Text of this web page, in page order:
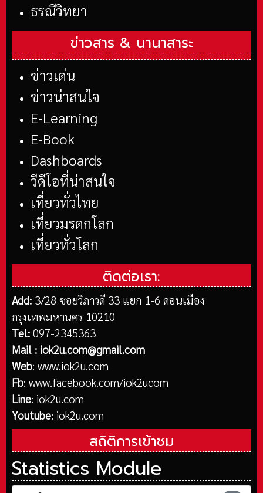
ธรณีวิทยา
ข่าวสาร & นานาสาระ
ข่าวเด่น
ข่าวน่าสนใจ
E-Learning
E-Book
Dashboards
วีดีโอที่น่าสนใจ
เที่ยวทั่วไทย
เที่ยวมรดกโลก
เที่ยวทั่วโลก
ติดต่อเรา:
Add: 3/28 ซอยวิภาวดี 33 แยก 1-6 ดอนเมือง
กรุงเทพมหานคร 10210
Tel: 097-2345363
Mail : iok2u.com@gmail.com
Web: www.iok2u.com
Fb: www.facebook.com/iok2ucom
Line: iok2u.com
Youtube: iok2u.com
สถิติการเข้าชม
Statistics Module